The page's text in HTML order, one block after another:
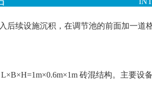
后续设施沉积，在调节池的前面加一
砖混结构。主要设